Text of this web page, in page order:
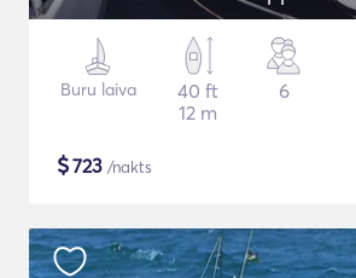
Buru laiva
40 ft
12 m
6
$723 /nakts